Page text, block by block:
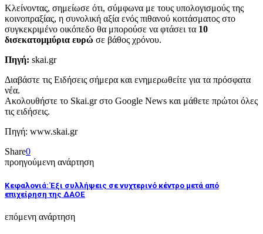
Κλείνοντας, σημείωσε ότι, σύμφωνα με τους υπολογισμούς της
κοινοπραξίας, η συνολική αξία ενός πιθανού κοιτάσματος στο
συγκεκριμένο οικόπεδο θα μπορούσε να φτάσει τα 10
δισεκατομμύρια ευρώ σε βάθος χρόνου.
Πηγή: skai.gr
Διαβάστε τις Ειδήσεις σήμερα και ενημερωθείτε για τα πρόσφατα
νέα.
Ακολουθήστε το Skai.gr στο Google News και μάθετε πρώτοι όλες
τις ειδήσεις.
Πηγή: www.skai.gr
Share0
προηγούμενη ανάρτηση
Κεφαλονιά: Έξι συλλήψεις σε νυχτερινό κέντρο μετά από
επιχείρηση της ΔΑΟΕ
επόμενη ανάρτηση